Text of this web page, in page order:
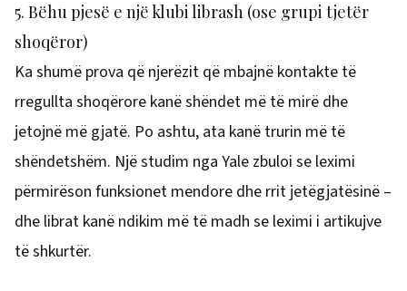
5. Bëhu pjesë e një klubi librash (ose grupi tjetër
shoqëror)
Ka shumë prova që njerëzit që mbajnë kontakte të
rregullta shoqërore kanë shëndet më të mirë dhe
jetojnë më gjatë. Po ashtu, ata kanë trurin më të
shëndetshëm. Një studim nga Yale zbuloi se leximi
përmirëson funksionet mendore dhe rrit jetëgjatësinë –
dhe librat kanë ndikim më të madh se leximi i artikujve
të shkurtër.